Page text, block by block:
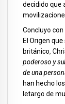
decidido que
Concluyo
El Origen
británico,
poderoso y
de una
han hecho
letargo de